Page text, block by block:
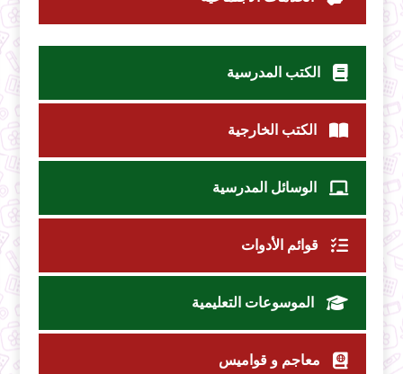
الكتب المدرسية
الكتب الخارجية
الوسائل المدرسية
قوائم الأدوات
الموسوعات التعليمية
معاجم و قواميس